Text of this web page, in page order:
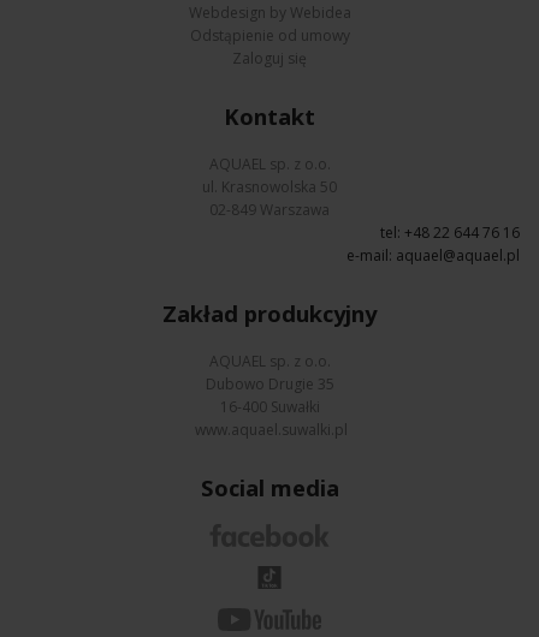
Webdesign by Webidea
Odstąpienie od umowy
Zaloguj się
Kontakt
AQUAEL sp. z o.o.
ul. Krasnowolska 50
02-849 Warszawa
tel: +48 22 644 76 16
e-mail: aquael@aquael.pl
Zakład produkcyjny
AQUAEL sp. z o.o.
Dubowo Drugie 35
16-400 Suwałki
www.aquael.suwalki.pl
Social media